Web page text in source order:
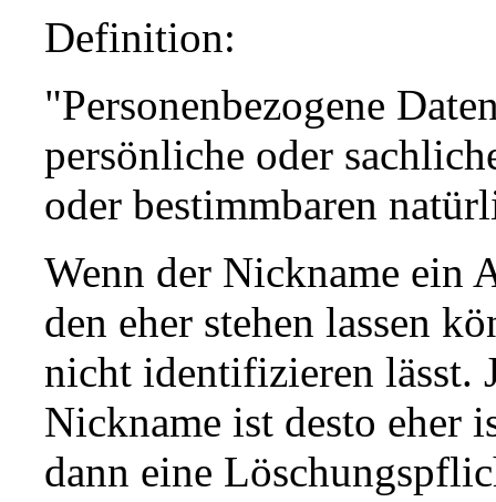
Definition:
"Personenbezogene
persönliche oder
oder bestimmbaren
Wenn der Nickname ein
den eher stehen lassen
nicht identifizieren lässt.
Nickname ist desto eher
dann eine